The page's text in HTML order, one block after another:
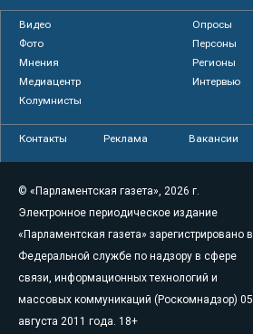
Видео
Опросы
Фото
Персоны
Мнения
Регионы
Медиацентр
Интервью
Колумнисты
Контакты Реклама Вакансии
© «Парламентская газета», 2026 г.
Электронное периодическое издание
«Парламентская газета» зарегистрировано в
Федеральной службе по надзору в сфере
связи, информационных технологий и
массовых коммуникаций (Роскомнадзор) 05
августа 2011 года. 18+